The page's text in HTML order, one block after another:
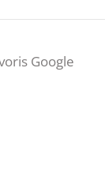
Google